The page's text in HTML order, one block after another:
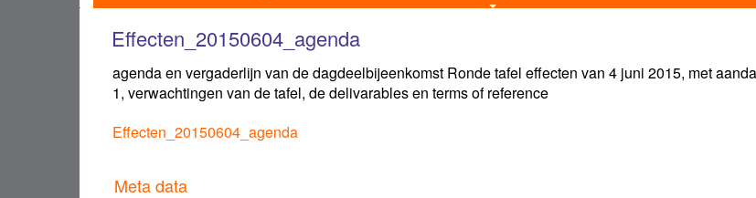
Effecten_20150604_agenda
agenda en vergaderlijn van de dagdeelbijeenkomst Ronde tafel effecten van 4 juni 2015, met
1, verwachtingen van de tafel, de delivarables en terms of reference
Effecten_20150604_agenda
Meta data